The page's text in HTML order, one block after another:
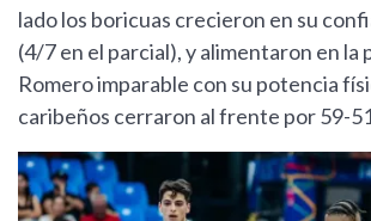
lado los boricuas crecieron en su
(4/7 en el parcial), y alimentaron en la
Romero imparable con su potencia
caribeños cerraron al frente por 59-